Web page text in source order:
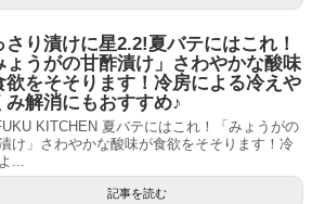
さり漬けに星2.2!夏バテにはこれ！
ょうがの甘酢漬け」さわやかな酸味
欲をそそります！冷房による冷えや
み解消にもおすすめ♪
KITCHEN 夏バテにはこれ！「みょうがの
け」さわやかな酸味が食欲をそそります！冷
...
記事を読む